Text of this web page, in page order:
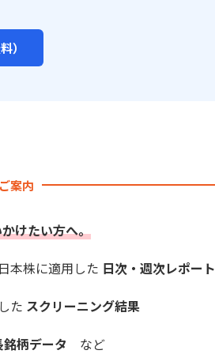
）
案内
けたい方へ。
本株に適用した 日次・週次レポート
た スクリーニング結果
柄データ など